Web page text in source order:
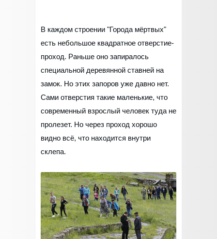
В каждом строении "Города мёртвых"
есть небольшое квадратное отверстие-
проход. Раньше оно запиралось
специальной деревянной ставней на
замок. Но этих запоров уже давно нет.
Сами отверстия такие маленькие, что
современный взрослый человек туда не
пролезет. Но через проход хорошо
видно всё, что находится внутри
склепа.